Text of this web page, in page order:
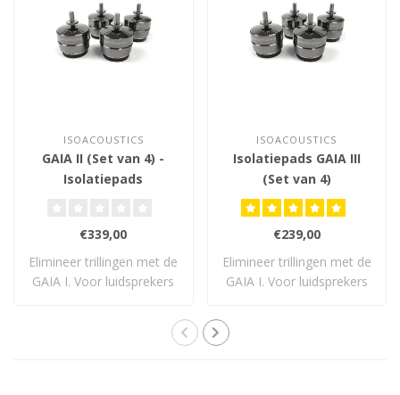
ISOACOUSTICS
GAIA II (Set van 4) -
Isolatiepads
€339,00
Elimineer trillingen met de
GAIA I. Voor luidsprekers
ISOACOUSTICS
Isolatiepads GAIA III
(Set van 4)
€239,00
Elimineer trillingen met de
GAIA I. Voor luidsprekers